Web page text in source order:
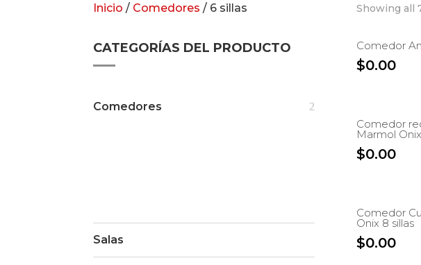
Inicio / Comedores / 6 sillas
CATEGORÍAS DEL PRODUCTO
Comedores
Salas
Showing all
Comedor
$0.00
Comedor
Marmol
$0.00
Comedor
Onix 8 sillas
$0.00